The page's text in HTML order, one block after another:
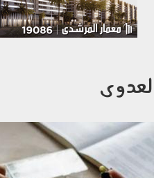
240401.jpg